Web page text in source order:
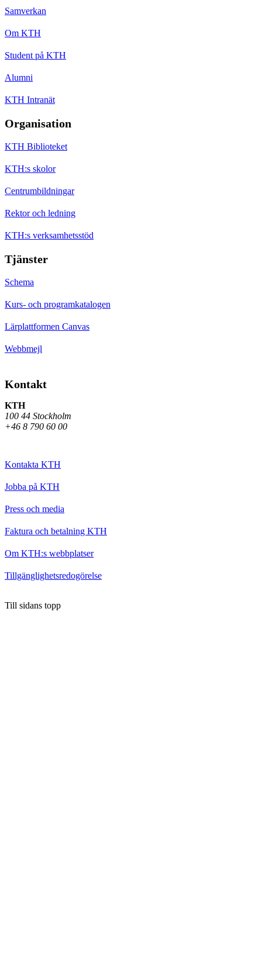
Samverkan
Om KTH
Student på KTH
Alumni
KTH Intranät
Organisation
KTH Biblioteket
KTH:s skolor
Centrumbildningar
Rektor och ledning
KTH:s verksamhetsstöd
Tjänster
Schema
Kurs- och programkatalogen
Lärplattformen Canvas
Webbmejl
Kontakt
KTH
100 44 Stockholm
+46 8 790 60 00
Kontakta KTH
Jobba på KTH
Press och media
Faktura och betalning KTH
Om KTH:s webbplatser
Tillgänglighetsredogörelse
Till sidans topp